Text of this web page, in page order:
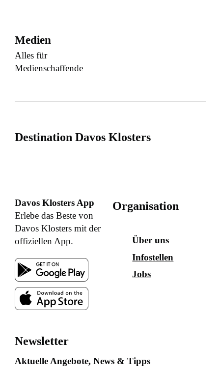
Medien
Alles für
Medienschaffende
Destination Davos Klosters
Davos Klosters App
Erlebe das Beste von
Davos Klosters mit der
offiziellen App.
Organisation
Über uns
Infostellen
Jobs
Newsletter
Aktuelle Angebote, News & Tipps